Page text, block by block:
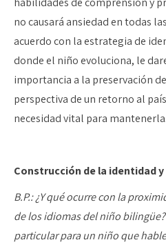
no causará ansiedad en todas
acuerdo con la estrategia de
donde el niño evoluciona, le
importancia a la preservación
perspectiva de un retorno al
necesidad vital para mantenerla.
Construcción de la identidad
B.P.: ¿Y qué ocurre con la
de los idiomas del niño
particular para un niño que